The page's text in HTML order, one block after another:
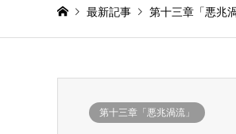
最新記事 第十三章「悪兆渦
第十三章「悪兆渦流」